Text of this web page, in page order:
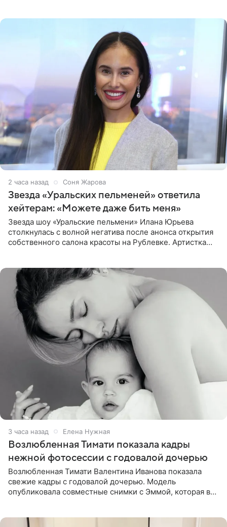
2 часа назад Соня Жарова
Звезда «Уральских пельменей» ответила
хейтерам: «Можете даже бить меня»
Звезда шоу «Уральские пельмени» Илана Юрьева
столкнулась с волной негатива после анонса открытия
собственного салона красоты на Рублевке. Артистка
3 часа назад Елена Нужная
Возлюбленная Тимати показала кадры
нежной фотосессии с годовалой дочерью
Возлюбленная Тимати Валентина Иванова показала
свежие кадры с годовалой дочерью. Модель
опубликовала совместные снимки с Эммой, которая в